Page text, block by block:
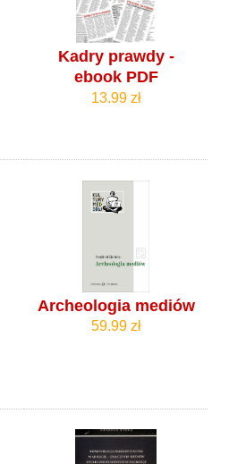
Kadry prawdy -
ebook PDF
13.99 zł
Archeologia mediów
59.99 zł